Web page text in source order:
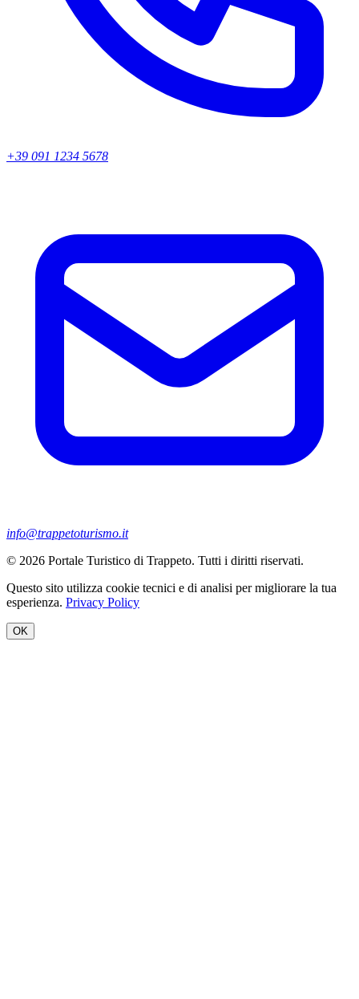
+39 091 1234 5678
info@trappetoturismo.it
© 2026 Portale Turistico di Trappeto. Tutti i diritti riservati.
Questo sito utilizza cookie tecnici e di analisi per migliorare la tua
esperienza. Privacy Policy
OK